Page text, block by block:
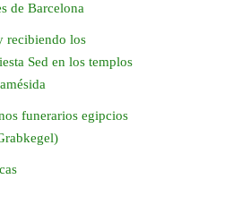
de Barcelona
recibiendo los
Sed en los templos
funerarios egipcios